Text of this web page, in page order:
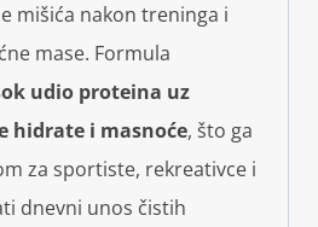
mišića nakon treninga i
mase. Formula
udio proteina uz
hidrate i masnoće, što ga
za sportiste, rekreativce i
dnevni unos čistih